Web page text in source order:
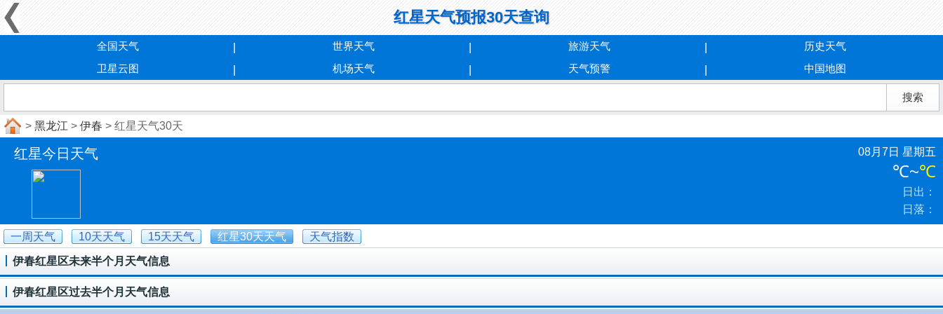
红星天气预报30天查询
全国天气 世界天气 旅游天气
历史天气
卫星云图
机场天气 天气预警 中国地图
> 黑龙江 > 伊春 > 红星天气30天
红星今日天气 08月7日 星期五
℃~℃
日出：
日落：
一周天气 10天天气 15天天气 红星30天天气 天气指数
伊春红星区未来半个月天气信息
伊春红星区过去半个月天气信息